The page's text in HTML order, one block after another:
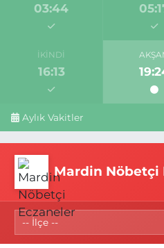
03:44
İKINDI
16:13
Aylık Vakitler
Mardin Nöbetçi